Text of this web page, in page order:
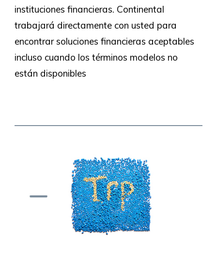
instituciones financieras. Continental
trabajará directamente con usted para
encontrar soluciones financieras aceptables
incluso cuando los términos modelos no
están disponibles